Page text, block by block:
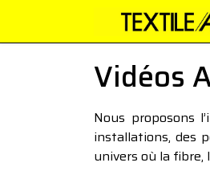
Vidéos
Nous proposons
installations, des
univers où la